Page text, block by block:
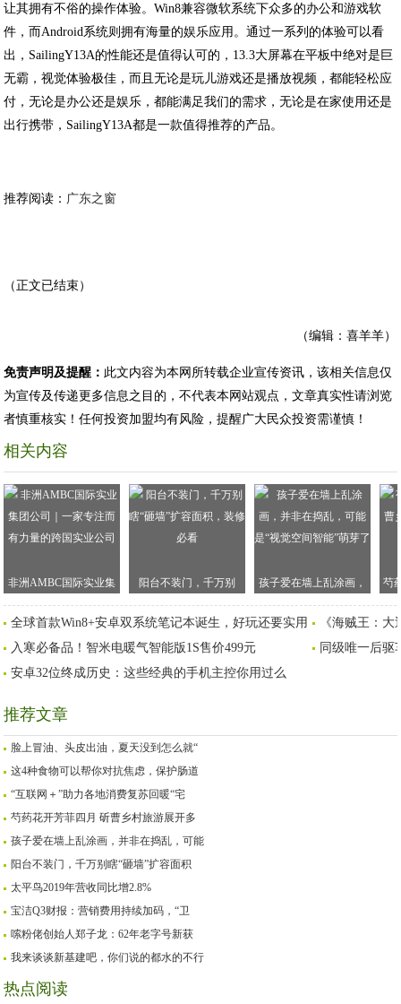
让其拥有不俗的操作体验。Win8兼容微软系统下众多的办公和游戏软
件，而Android系统则拥有海量的娱乐应用。通过一系列的体验可以看
出，SailingY13A的性能还是值得认可的，13.3大屏幕在平板中绝对是巨
无霸，视觉体验极佳，而且无论是玩儿游戏还是播放视频，都能轻松应
付，无论是办公还是娱乐，都能满足我们的需求，无论是在家使用还是
出行携带，SailingY13A都是一款值得推荐的产品。
推荐阅读： 广东之窗
（正文已结束）
（编辑：喜羊羊）
免责声明及提醒： 此文内容为本网所转载企业宣传资讯，该相关信息仅
为宣传及传递更多信息之目的，不代表本网站观点，文章真实性请浏览
者慎重核实！任何投资加盟均有风险，提醒广大民众投资需谨慎！
相关内容
非洲AMBC国际实业集
团公司｜一家专注而有
力量的跨国实业公司
阳台不装门，千万别
瞎“砸墙”扩容面积，装修
必看
孩子爱在墙上乱涂画，
并非在捣乱，可能是“视
觉空间智能”萌芽了
芍
乡
全球首款Win8+安卓双系统笔记本诞生，好玩还要实用
《海贼王：
入寒必备品！智米电暖气智能版1S售价499元
同级唯一后驱
安卓32位终成历史：这些经典的手机主控你用过么
推荐文章
脸上冒油、头皮出油，夏天没到怎么就“
这4种食物可以帮你对抗焦虑，保护肠道
“互联网＋”助力各地消费复苏回暖“宅
芍药花开芳菲四月 斫曹乡村旅游展开多
孩子爱在墙上乱涂画，并非在捣乱，可能
阳台不装门，千万别瞎“砸墙”扩容面积
太平鸟2019年营收同比增2.8%
宝洁Q3财报：营销费用持续加码，“卫
嗦粉佬创始人郑子龙：62年老字号新获
我来谈谈新基建吧，你们说的都水的不行
热点阅读